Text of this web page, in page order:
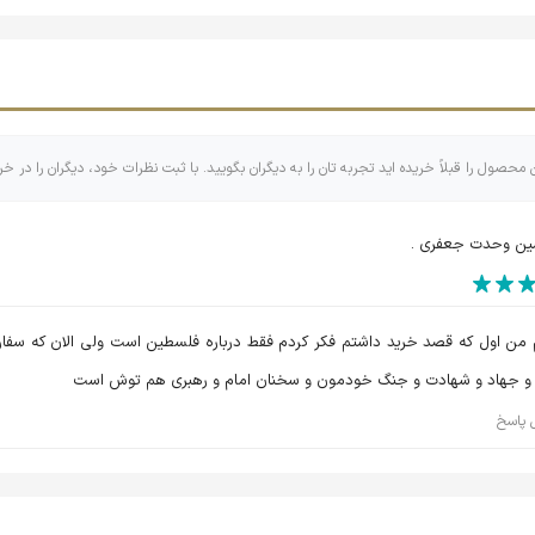
کریم، در موضوع جهاد و شهادت، که تلاش شده است، با تصاویر
که ارتباط بین «آیات جهاد و شهادت» و «خاطرات دوران دفاع
به صورت تفصیلی درباره آیات قرآن کریم بحث نشده است، بلکه
نماید تا به تدبر بیشتر در آن بپردازد.
محصول را قبلاً خریده اید تجربه تان را به دیگران بگویید. با ثبت نظرات خود، دیگران را در
وحدت جعفری .
من اول که قصد خرید داشتم فکر کردم فقط درباره فلسطین است ولی الان که
و جهاد و شهادت و جنگ خودمون و سخنان امام و رهبری هم توش است
پاسخ